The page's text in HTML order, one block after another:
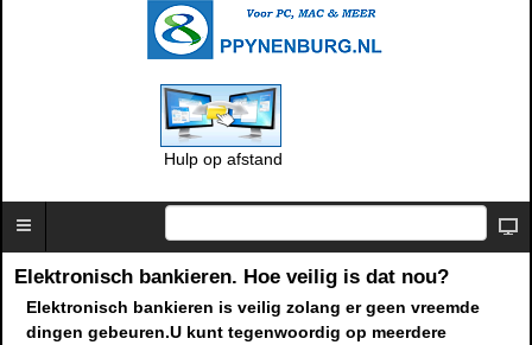
Hulp op afstand
Elektronisch bankieren. Hoe veilig is dat nou?
Elektronisch bankieren is veilig zolang er geen vreemde
dingen gebeuren.U kunt tegenwoordig op meerdere